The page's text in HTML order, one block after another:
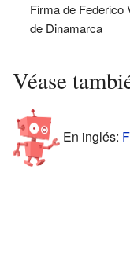
Firma de Federico
de Dinamarca
Véase
En inglés: